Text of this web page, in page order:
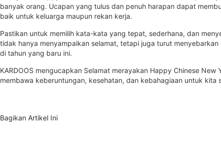
banyak orang. Ucapan yang tulus dan penuh harapan dapat
baik untuk keluarga maupun rekan kerja.
Pastikan untuk memilih kata-kata yang tepat, sederhana, dan
tidak hanya menyampaikan selamat, tetapi juga turut
di tahun yang baru ini.
KARDOOS mengucapkan Selamat merayakan Happy Chinese New
membawa keberuntungan, kesehatan, dan kebahagiaan untuk kita
Bagikan Artikel Ini